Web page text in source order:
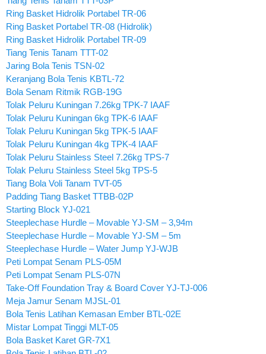
Ring Basket Hidrolik Portabel TR-06
Ring Basket Portabel TR-08 (Hidrolik)
Ring Basket Hidrolik Portabel TR-09
Tiang Tenis Tanam TTT-02
Jaring Bola Tenis TSN-02
Keranjang Bola Tenis KBTL-72
Bola Senam Ritmik RGB-19G
Tolak Peluru Kuningan 7.26kg TPK-7 IAAF
Tolak Peluru Kuningan 6kg TPK-6 IAAF
Tolak Peluru Kuningan 5kg TPK-5 IAAF
Tolak Peluru Kuningan 4kg TPK-4 IAAF
Tolak Peluru Stainless Steel 7.26kg TPS-7
Tolak Peluru Stainless Steel 5kg TPS-5
Tiang Bola Voli Tanam TVT-05
Padding Tiang Basket TTBB-02P
Starting Block YJ-021
Steeplechase Hurdle – Movable YJ-SM – 3,94m
Steeplechase Hurdle – Movable YJ-SM – 5m
Steeplechase Hurdle – Water Jump YJ-WJB
Peti Lompat Senam PLS-05M
Peti Lompat Senam PLS-07N
Take-Off Foundation Tray & Board Cover YJ-TJ-006
Meja Jamur Senam MJSL-01
Bola Tenis Latihan Kemasan Ember BTL-02E
Mistar Lompat Tinggi MLT-05
Bola Basket Karet GR-7X1